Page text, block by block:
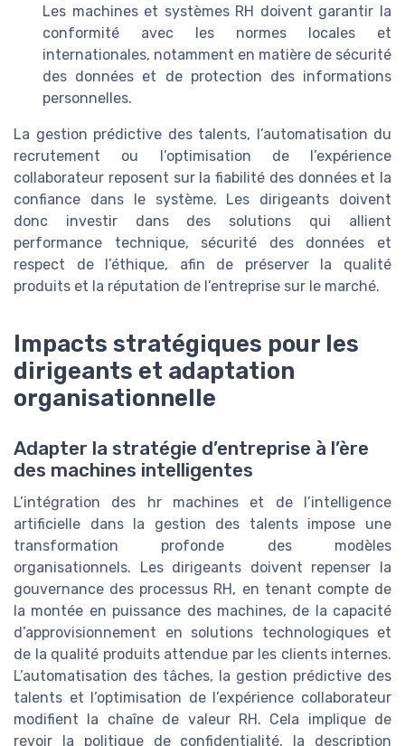
Les machines et systèmes RH doivent garantir la
conformité avec les normes locales et
internationales, notamment en matière de sécurité
des données et de protection des informations
personnelles.
La gestion prédictive des talents, l’automatisation du
recrutement ou l’optimisation de l’expérience
collaborateur reposent sur la fiabilité des données et la
confiance dans le système. Les dirigeants doivent
donc investir dans des solutions qui allient
performance technique, sécurité des données et
respect de l’éthique, afin de préserver la qualité
produits et la réputation de l’entreprise sur le marché.
Impacts stratégiques pour les
dirigeants et adaptation
organisationnelle
Adapter la stratégie d’entreprise à l’ère
des machines intelligentes
L’intégration des hr machines et de l’intelligence
artificielle dans la gestion des talents impose une
transformation profonde des modèles
organisationnels. Les dirigeants doivent repenser la
gouvernance des processus RH, en tenant compte de
la montée en puissance des machines, de la capacité
d’approvisionnement en solutions technologiques et
de la qualité produits attendue par les clients internes.
L’automatisation des tâches, la gestion prédictive des
talents et l’optimisation de l’expérience collaborateur
modifient la chaîne de valeur RH. Cela implique de
revoir la politique de confidentialité, la description